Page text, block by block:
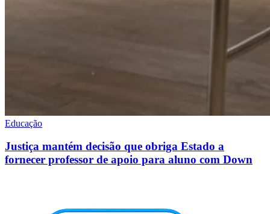
Educação
Justiça mantém decisão que obriga Estado a
fornecer professor de apoio para aluno com Down